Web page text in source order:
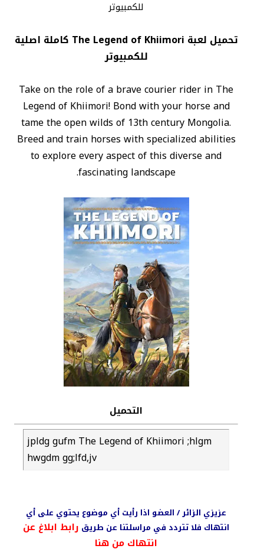
للكمبيوتر
تحميل لعبة The Legend of Khiimori كاملة اصلية
للكمبيوتر
Take on the role of a brave courier rider in The
Legend of Khiimori! Bond with your horse and
tame the open wilds of 13th century Mongolia.
Breed and train horses with specialized abilities
to explore every aspect of this diverse and
fascinating landscape.
التحميل
jpldg gufm The Legend of Khiimori ;hlgm
hwgdm gg;lfd,jv
عزيزي الزائر / العضو اذا رأيت أي موضوع يحتوي على أي
انتهاك فلا تتردد في مراسلتنا عن طريق رابط ابلاغ عن
انتهاك من هنا